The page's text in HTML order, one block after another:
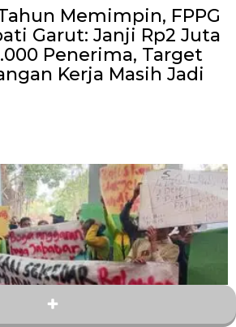
Memimpin, FPPG
Garut: Janji Rp2 Juta
Penerima, Target
Kerja Masih Jadi